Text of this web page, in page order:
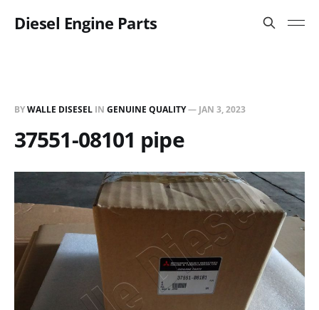
Diesel Engine Parts
BYWALLE DISESEL IN GENUINE QUALITY— JAN 3, 2023
37551-08101 pipe